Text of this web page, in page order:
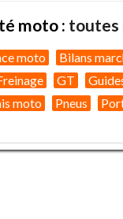
moto : toutes
moto Bilans
GT
moto Pneus